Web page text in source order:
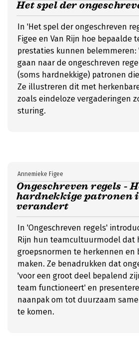
Het spel der
In 'Het spel der ongeschreven
Figee en Van Rijn hoe bepaalde
prestaties kunnen belemmeren:
gaan naar de ongeschreven
(soms hardnekkige) patronen
Ze illustreren dit met
zoals eindeloze vergaderingen
sturing.
Ongeschreven regels -
hardnekkige patronen
verandert
Annemieke Figee
In 'Ongeschreven regels'
Rijn hun teamcultuurmodel dat
groepsnormen te herkennen en
maken. Ze benadrukken dat
'voor een groot deel bepalend
team functioneert' en
naanpak om tot duurzaam
te komen.